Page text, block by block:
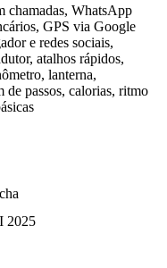
chamadas, WhatsApp
GPS via Google
e redes sociais,
atalhos rápidos,
lanterna,
de passos, calorias, ritmo
2025